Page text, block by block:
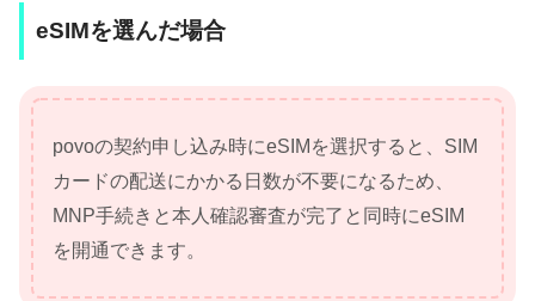
eSIMを選んだ場合
povoの契約申し込み時にeSIMを選択すると、SIM
カードの配送にかかる日数が不要になるため、
MNP手続きと本人確認審査が完了と同時にeSIM
を開通できます。